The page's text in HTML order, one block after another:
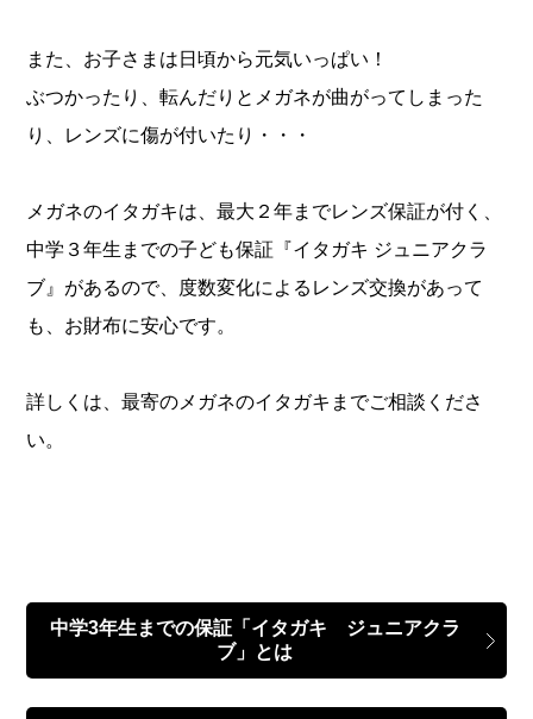
また、お子さまは日頃から元気いっぱい！
ぶつかったり、転んだりとメガネが曲がってしまった
り、レンズに傷が付いたり・・・
メガネのイタガキは、最大２年までレンズ保証が付く、
中学３年生までの子ども保証『イタガキ ジュニアクラ
ブ』があるので、度数変化によるレンズ交換があって
も、お財布に安心です。
詳しくは、最寄のメガネのイタガキまでご相談くださ
い。
中学3年生までの保証「イタガキ ジュニアクラ
ブ」とは